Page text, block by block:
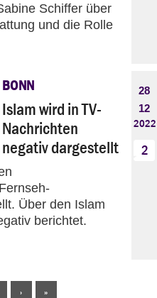
Schiffer über
und die Rolle
BONN
Islam wird in TV-
Nachrichten
negativ dargestellt
Über den Islam
berichtet.
28
12
2022
2
› »